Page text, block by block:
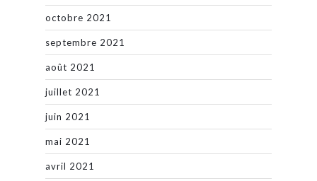
octobre 2021
septembre 2021
août 2021
juillet 2021
juin 2021
mai 2021
avril 2021